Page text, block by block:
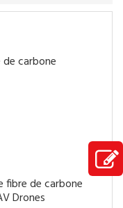
carbone
fibre de carbone
Drones